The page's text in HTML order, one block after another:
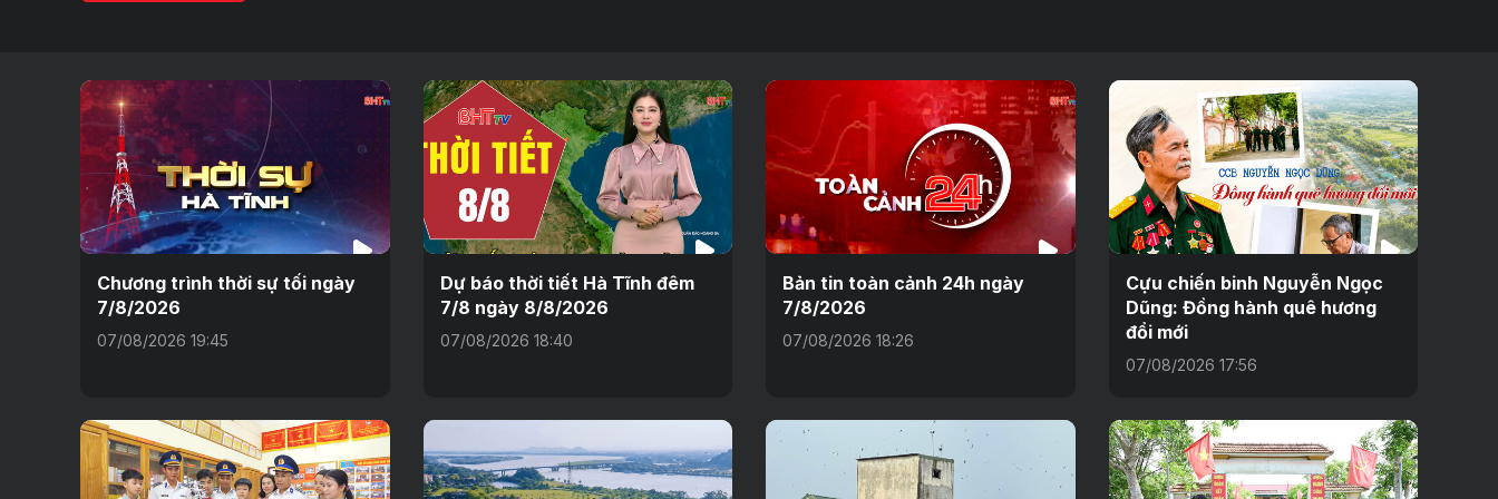
Chương trình thời sự tối ngày
7/8/2026
07/08/2026 19:45
Dự báo thời tiết Hà Tĩnh đêm
7/8 ngày 8/8/2026
07/08/2026 18:40
Bản tin toàn cảnh 24h ngày
7/8/2026
07/08/2026 18:26
Cựu chiến binh Nguyễn Ngọc
Dũng: Đồng hành quê hương
đổi mới
07/08/2026 17:56